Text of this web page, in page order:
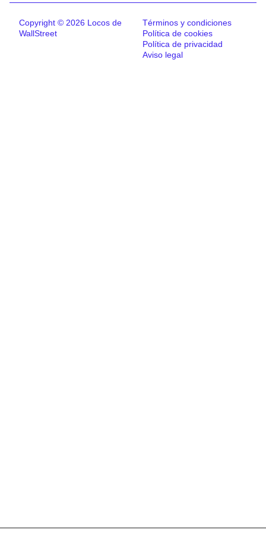
Copyright © 2026 Locos de
WallStreet
Términos y condiciones
Política de cookies
Política de privacidad
Aviso legal